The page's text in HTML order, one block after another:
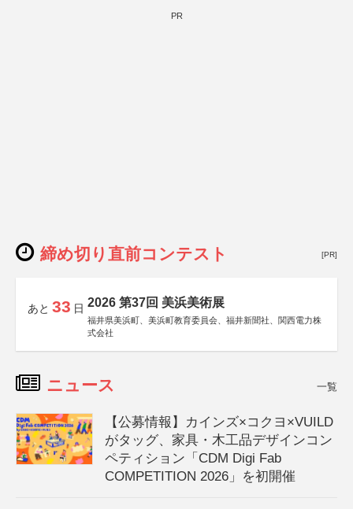
PR
締め切り直前コンテスト [PR]
あと 33 日 2026 第37回 美浜美術展
福井県美浜町、美浜町教育委員会、福井新聞社、関西電力株
式会社
ニュース 一覧
【公募情報】カインズ×コクヨ×VUILD
がタッグ、家具・木工品デザインコン
ペティション「CDM Digi Fab
COMPETITION 2026」を初開催